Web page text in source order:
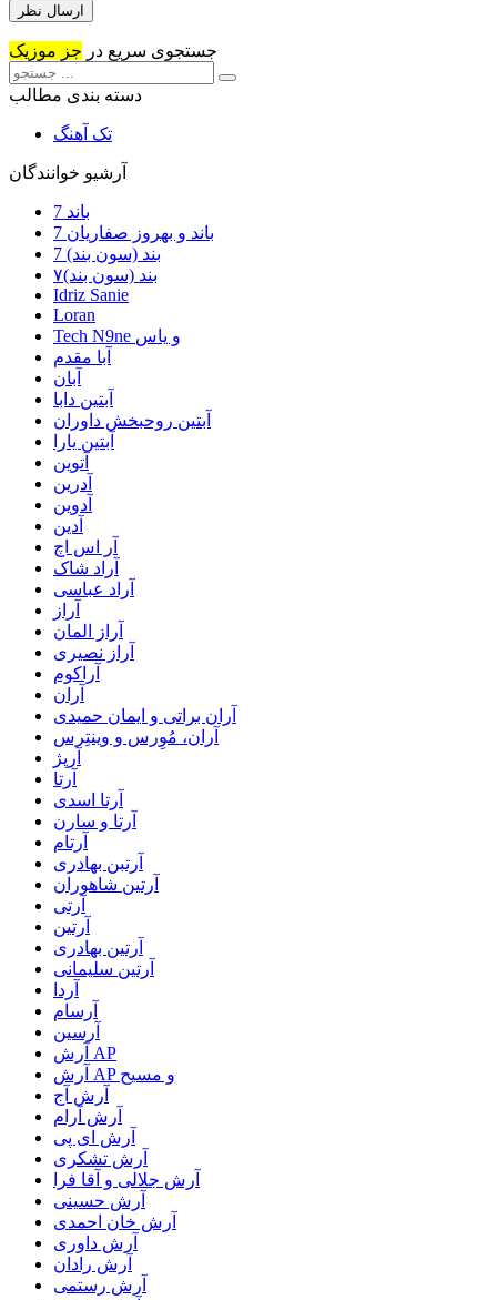
جستجوی سریع در جز موزیک
دسته بندی مطالب
تک آهنگ
آرشیو خوانندگان
7 باند
7 باند و بهروز صفاریان
7 بند (سون بند)
۷بند (سون بند)
Idriz Sanie
Loran
Tech N9ne و یاس
آبا مقدم
آبان
آبتین دابا
آبتین روحبخش داوران
آبتین یارا
آتوین
آدرین
آدوین
آدین
آر اس اچ
آراد شاک
آراد عباسی
آراز
آراز المان
آراز نصیری
آراکوم
آران
آران براتی و ایمان حمیدی
آران، مُوِرس و وینتِرس
آرپژ
آرتا
آرتا اسدی
آرتا و سارن
آرتام
آرتبن بهادری
آرتين شاهوران
آرتی
آرتین
آرتین بهادری
آرتین سلیمانی
آردا
آرسام
آرسین
آرش AP
آرش AP و مسیح
آرش آج
آرش آرام
آرش ای پی
آرش تشکری
آرش جلالی و آقا فرا
آرش حسینی
آرش خان احمدی
آرش داوری
آرش رادان
آرش رستمى